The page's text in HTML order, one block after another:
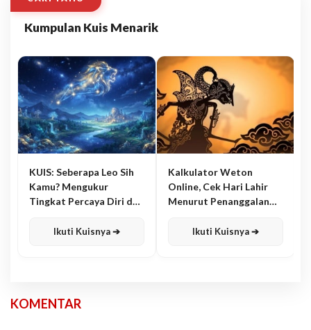
Kumpulan Kuis Menarik
KUIS: Seberapa Leo Sih
Kamu? Mengukur
Tingkat Percaya Diri dan
Ikuti Kuisnya ➔
Kalkulator Weton
Online, Cek Hari Lahir
Menurut Penanggalan
Ikuti Kuisnya ➔
KOMENTAR